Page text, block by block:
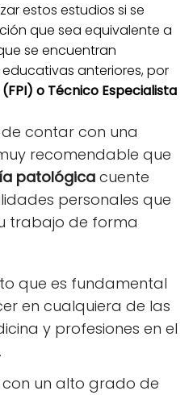
estos estudios si se
que sea equivalente a
se encuentran
anteriores, por
o Técnico Especialista
contar con una
recomendable que
patológica cuente
personales que
trabajo de forma
que es fundamental
en cualquiera de las
y profesiones en el
un alto grado de